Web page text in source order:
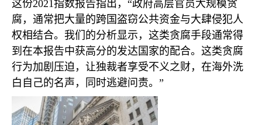
这份2021指数报告指出，“政府高层官员大规模贪
腐，通常把大量的跨国盗窃公共资金与大肆侵犯人
权相结合。我们的分析显示，这类贪腐手段通常得
到在本报告中获高分的发达国家的配合。这类贪腐
行为加剧压迫，让独裁者享受不义之财，在海外洗
白自己的名声，同时逃避问责。”